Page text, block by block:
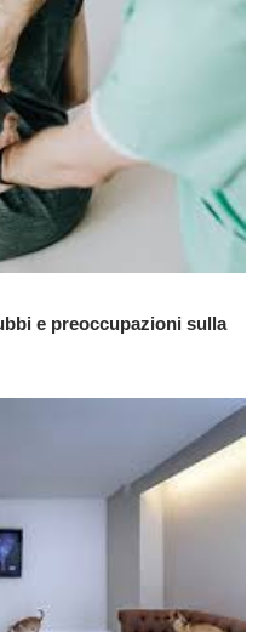
e preoccupazioni sulla